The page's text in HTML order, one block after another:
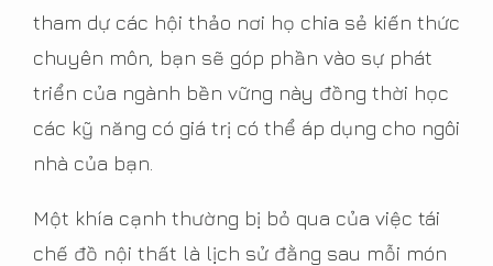
tham dự các hội thảo nơi họ chia sẻ kiến thức
chuyên môn, bạn sẽ góp phần vào sự phát
triển của ngành bền vững này đồng thời học
các kỹ năng có giá trị có thể áp dụng cho ngôi
nhà của bạn.
Một khía cạnh thường bị bỏ qua của việc tái
chế đồ nội thất là lịch sử đằng sau mỗi món